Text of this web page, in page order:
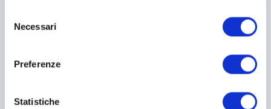
delNecessari
Preferenze
Statistiche
I campi contrassegnati con * sono obbligatori